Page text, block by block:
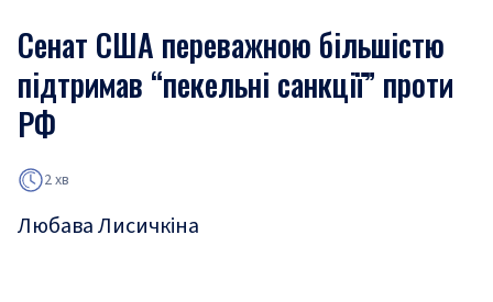
Сенат США переважною більшістю
підтримав “пекельні санкції” проти
РФ
2 хв
Любава Лисичкіна